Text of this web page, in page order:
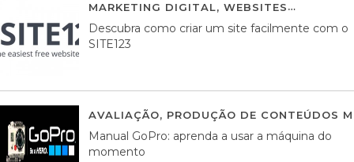
MARKETING DIGITAL, WEBSITES
Descubra como criar um site facilmente com o
SITE123
AVALIAÇÃO, PRODUÇÃO DE CONTEÚDOS
Manual GoPro: aprenda a usar a máquina do
momento